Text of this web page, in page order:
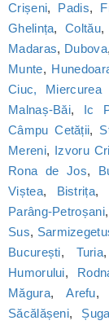
Crișeni, Padis,
Ghelința,Coltău,
Madaras, Dubova,
Munte,
Ciuc, Miercurea
Malnaș-Băi, Ic
Câmpu Cetății,
Mereni, Izvoru
Rona de Jos,
Viștea, Bistrița,
Parâng-Petroșani,
Sus,
București, Turia
Humorului,
Măgura,Arefu,
Săcălășeni,